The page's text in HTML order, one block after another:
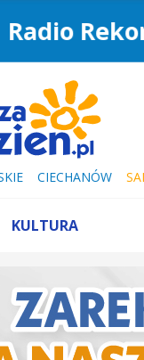
Rekord
CIECHANÓW
KULTURA